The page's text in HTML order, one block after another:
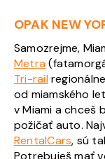
OPAK NEW
Samozrejme,
Metra
Tri-rail
od miamského
v Miami a chceš
požičať auto.
RentalCars, sú
Potrebuješ mať